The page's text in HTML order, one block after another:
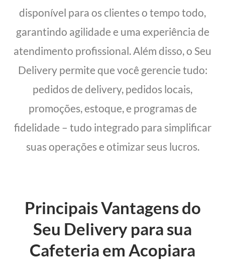
disponível para os clientes o tempo todo,
garantindo agilidade e uma experiência de
atendimento profissional. Além disso, o Seu
Delivery permite que você gerencie tudo:
pedidos de delivery, pedidos locais,
promoções, estoque, e programas de
fidelidade – tudo integrado para simplificar
suas operações e otimizar seus lucros.
Principais Vantagens do
Seu Delivery para sua
Cafeteria em Acopiara